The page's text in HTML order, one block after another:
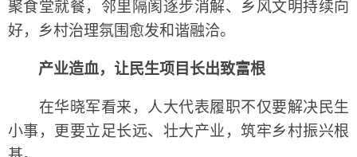
聚食堂就餐，邻里隔阂逐步消解、乡风文明持续向
好，乡村治理氛围愈发和谐融洽。
产业造血，让民生项目长出致富根
在华晓军看来，人大代表履职不仅要解决民生
小事，更要立足长远、壮大产业，筑牢乡村振兴根